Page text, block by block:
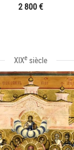
2 800 €
XIXe siècle